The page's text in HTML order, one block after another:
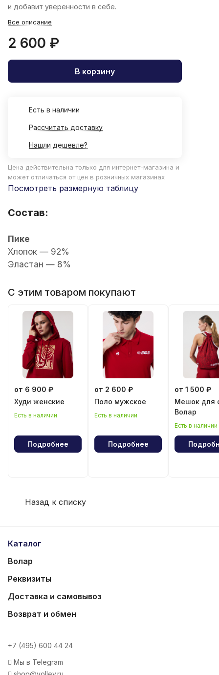
и добавит уверенности в себе.
Все описание
2 600 ₽
В корзину
Есть в наличии
Рассчитать доставку
Нашли дешевле?
Цена действительна только для интернет-магазина и
может отличаться от цен в розничных магазинах
Посмотреть размерную таблицу
Состав:
Пике
Хлопок — 92%
Эластан — 8%
С этим товаром покупают
от 6 900 ₽
Худи женские
Есть в наличии
Подробнее
от 2 600 ₽
Поло мужское
Есть в наличии
Подробнее
от 1 500 ₽
Мешок для
Волар
Есть в наличии
Назад к списку
Каталог
Волар
Реквизиты
Доставка и самовывоз
Возврат и обмен
+7 (495) 600 44 24
Мы в Telegram